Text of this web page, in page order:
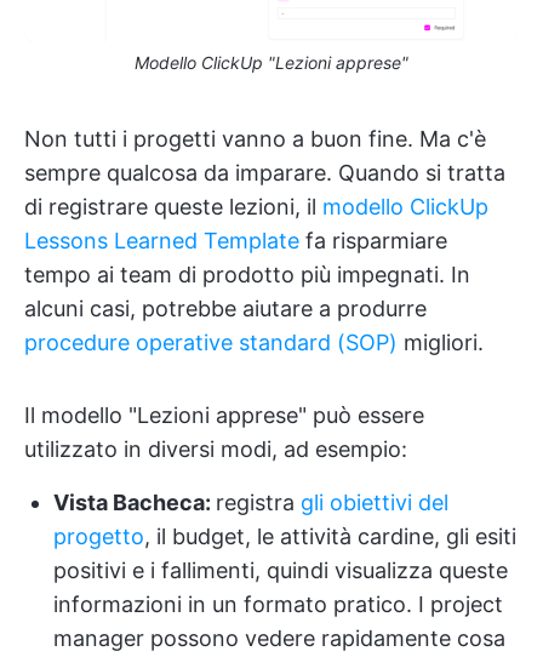
Modello ClickUp "Lezioni apprese"
Non tutti i progetti vanno a buon fine. Ma c'è
sempre qualcosa da imparare. Quando si tratta
di registrare queste lezioni, il modello ClickUp
Lessons Learned Template fa risparmiare
tempo ai team di prodotto più impegnati. In
alcuni casi, potrebbe aiutare a produrre
procedure operative standard (SOP) migliori.
Il modello "Lezioni apprese" può essere
utilizzato in diversi modi, ad esempio:
Vista Bacheca: registra gli obiettivi del
progetto, il budget, le attività cardine, gli esiti
positivi e i fallimenti, quindi visualizza queste
informazioni in un formato pratico. I project
manager possono vedere rapidamente cosa